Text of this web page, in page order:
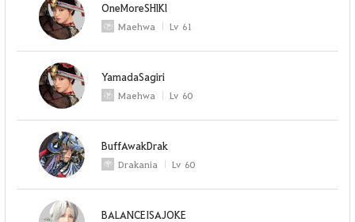
OneMoreSHlKl
Maehwa Lv 61
YamadaSagiri
Maehwa Lv 60
BuffAwakDrak
Drakania Lv 60
BALANCEISAJOKE